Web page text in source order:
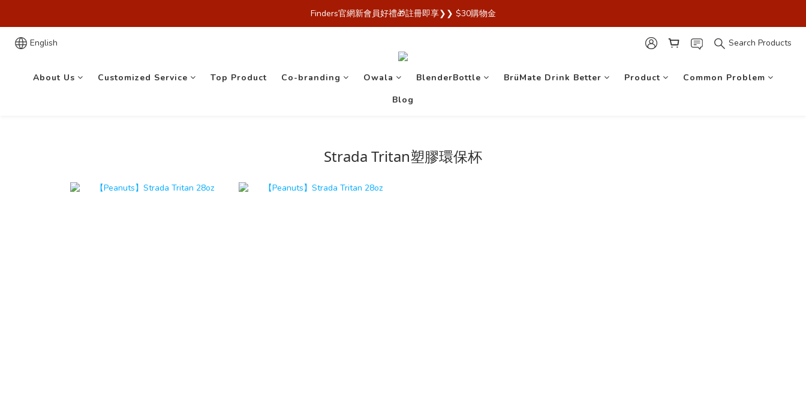
歡迎來到 Finders🎉【Blender Bottle x Owala 台灣官方代理直營商城，購買最安心！】
Finders官網新會員好禮🎁註冊即享❯❯ $30購物金
English Search Products
About Us Customized Service Top Product Co-branding Owala BlenderBottle BrüMate Drink Better Product
Common Problem
Blog
Strada Tritan塑膠環保杯